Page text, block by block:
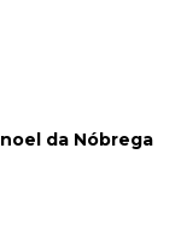
da Nóbrega